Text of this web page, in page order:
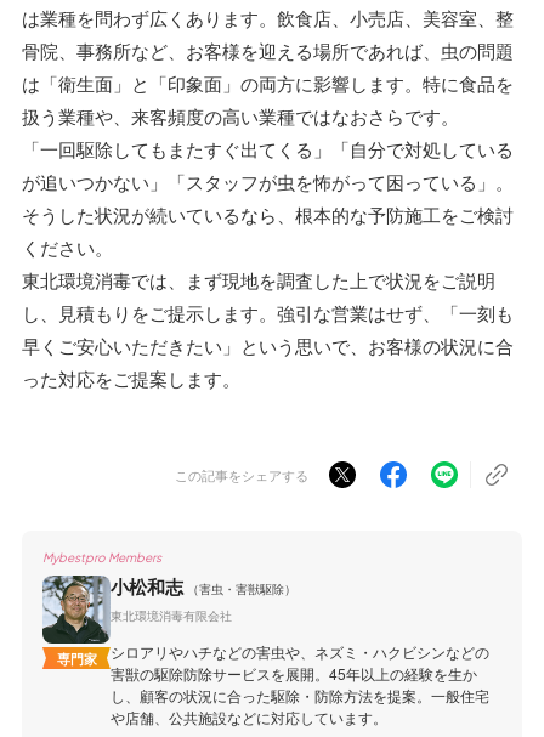
は業種を問わず広くあります。飲食店、小売店、美容室、整
骨院、事務所など、お客様を迎える場所であれば、虫の問題
は「衛生面」と「印象面」の両方に影響します。特に食品を
扱う業種や、来客頻度の高い業種ではなおさらです。
「一回駆除してもまたすぐ出てくる」「自分で対処している
が追いつかない」「スタッフが虫を怖がって困っている」。
そうした状況が続いているなら、根本的な予防施工をご検討
ください。
東北環境消毒では、まず現地を調査した上で状況をご説明
し、見積もりをご提示します。強引な営業はせず、「一刻も
早くご安心いただきたい」という思いで、お客様の状況に合
った対応をご提案します。
この記事をシェアする
Mybestpro Members
専門家
小松和志
（害虫・害獣駆除）
東北環境消毒有限会社
シロアリやハチなどの害虫や、ネズミ・ハクビシンなどの
害獣の駆除防除サービスを展開。45年以上の経験を生か
し、顧客の状況に合った駆除・防除方法を提案。一般住宅
や店舗、公共施設などに対応しています。